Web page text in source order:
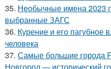
35. Необычные имена 2023
выбранные ЗАГС
36. Курение и его пагубное
человека
37. Самые большие города